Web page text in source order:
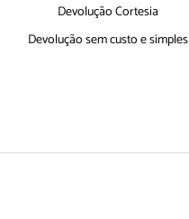
Devolução Cortesia
Devolução sem custo e simples